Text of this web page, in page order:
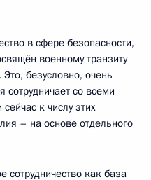
в сфере безопасности,
военному транзиту
безусловно, очень
сотрудничает со всеми
к числу этих
– на основе отдельного
сотрудничество как база